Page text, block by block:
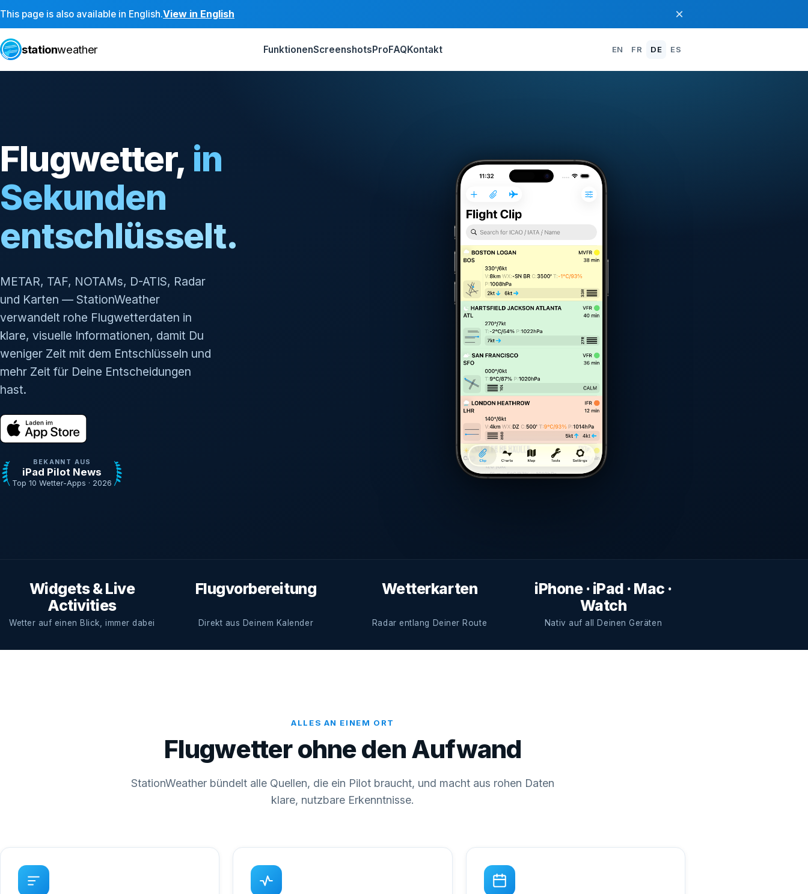
This page is also available in English.View in English ×
stationweather FunktionenScreenshotsProFAQKontakt EN FR DE ES
Flugwetter, in
Sekunden
entschlüsselt.
METAR, TAF, NOTAMs, D-ATIS, Radar
und Karten — StationWeather
verwandelt rohe Flugwetterdaten in
klare, visuelle Informationen, damit Du
weniger Zeit mit dem Entschlüsseln und
mehr Zeit für Deine Entscheidungen
hast.
BEKANNT AUS
iPad Pilot News
Top 10 Wetter-Apps · 2026
Widgets & Live
Activities
Wetter auf einen Blick, immer dabei
Flugvorbereitung
Direkt aus Deinem Kalender
Wetterkarten
Radar entlang Deiner Route
iPhone · iPad · Mac ·
Watch
Nativ auf all Deinen Geräten
ALLES AN EINEM ORT
Flugwetter ohne den Aufwand
StationWeather bündelt alle Quellen, die ein Pilot braucht, und macht aus rohen Daten
klare, nutzbare Erkenntnisse.